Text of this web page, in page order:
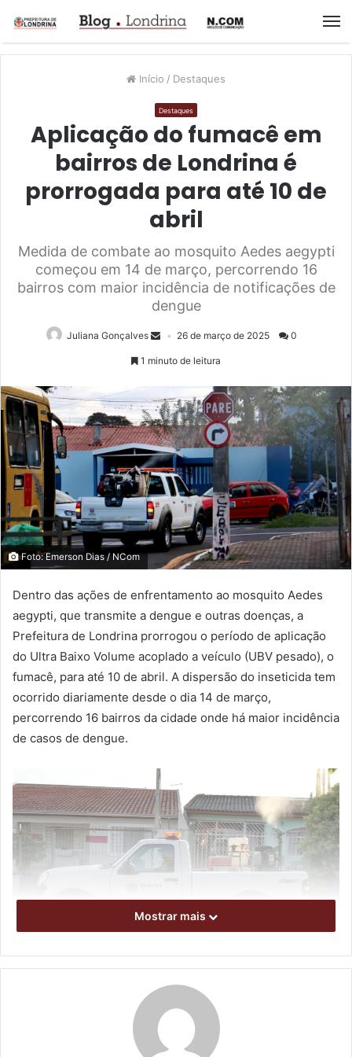
Início / Destaques
Destaques
Aplicação do fumacê em
bairros de Londrina é
prorrogada para até 10 de
abril
Medida de combate ao mosquito Aedes aegypti
começou em 14 de março, percorrendo 16
bairros com maior incidência de notificações de
dengue
Juliana Gonçalves 26 de março de 2025 0
1 minuto de leitura
Foto: Emerson Dias / NCom
Dentro das ações de enfrentamento ao mosquito Aedes
aegypti, que transmite a dengue e outras doenças, a
Prefeitura de Londrina prorrogou o período de aplicação
do Ultra Baixo Volume acoplado a veículo (UBV pesado), o
fumacê, para até 10 de abril. A dispersão do inseticida tem
ocorrido diariamente desde o dia 14 de março,
percorrendo 16 bairros da cidade onde há maior incidência
de casos de dengue.
A utilização do fumacê como ferramenta de controle do
Aedes depende das condições climáticas. Por isso, as
Mostrar mais